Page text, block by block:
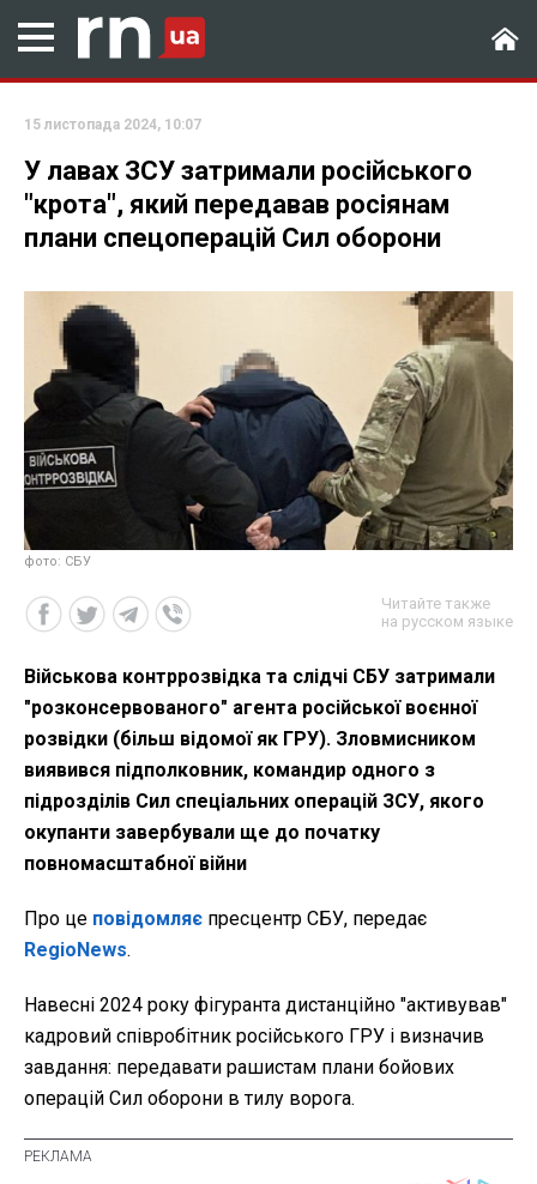
15 листопада 2024, 10:07
У лавах ЗСУ затримали російського
"крота", який передавав росіянам
плани спецоперацій Сил оборони
фото: СБУ
Читайте также
на русском языке
Військова контррозвідка та слідчі СБУ затримали
"розконсервованого" агента російської воєнної
розвідки (більш відомої як ГРУ). Зловмисником
виявився підполковник, командир одного з
підрозділів Сил спеціальних операцій ЗСУ, якого
окупанти завербували ще до початку
повномасштабної війни
Про це повідомляє пресцентр СБУ, передає
RegioNews.
Навесні 2024 року фігуранта дистанційно "активував"
кадровий співробітник російського ГРУ і визначив
завдання: передавати рашистам плани бойових
операцій Сил оборони в тилу ворога.